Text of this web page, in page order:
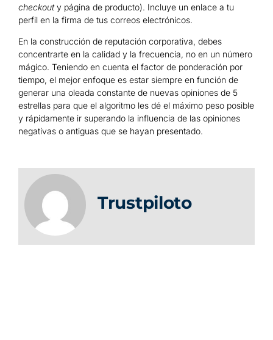
checkouty página de producto). Incluye un enlace a tu
perfil en la firma de tus correos electrónicos.
En la construcción de reputación corporativa, debes
concentrarte en la calidad y la frecuencia, no en un número
mágico. Teniendo en cuenta el factor de ponderación por
tiempo, el mejor enfoque es estar siempre en función de
generar una oleada constante de nuevas opiniones de 5
estrellas para que el algoritmo les dé el máximo peso posible
y rápidamente ir superando la influencia de las opiniones
negativas o antiguas que se hayan presentado.
Trustpiloto